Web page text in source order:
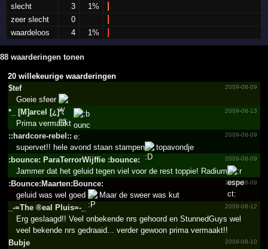
slecht
3
1%
zeer slecht
0
waardeloos
4 1%
88 waarderingen tonen
20 willekeurige waarderingen
$tef
2009-08-09
Goeie sfeer
*_­ [M]arcel [¿]*.­
2009-08-13
Prima vermaakt
::hardcore-rebel::
2009-08-09
supervet!! hele avond staan stampen
topavondje
:bounce: ParaTe­rrorWi­jffie :bounce:
2009-08-09
Jammer dat het geluid tegen viel voor de rest toppie! Radium
:Bounc­e:Maar­ten:Bo­unce:
2009-08-09
geluid was wel goed
Maar de sweer was kut
_­-=­The ®eal Pluis=­-_­
2009-08-12
Erg geslaagd!! Veel onbekende nrs gehoord en StunnedGuys wel
veel bekende nrs gedraaid... verder gewoon prima vermaakt!!
Bubje
2009-08-10